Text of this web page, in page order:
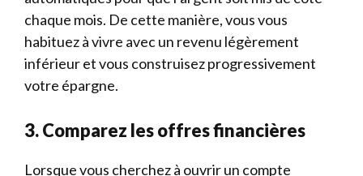
chaque mois. De cette manière, vous vous
habituez à vivre avec un revenu légèrement
inférieur et vous construisez progressivement
votre épargne.
3. Comparez les offres financières
Lorsque vous cherchez à ouvrir un compte